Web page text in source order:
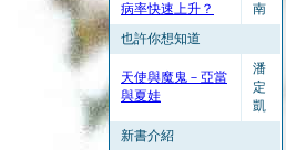
病率快速上升？
南
也許你想知道
天使與魔鬼－亞當
與夏娃
潘
定
凱
新書介紹